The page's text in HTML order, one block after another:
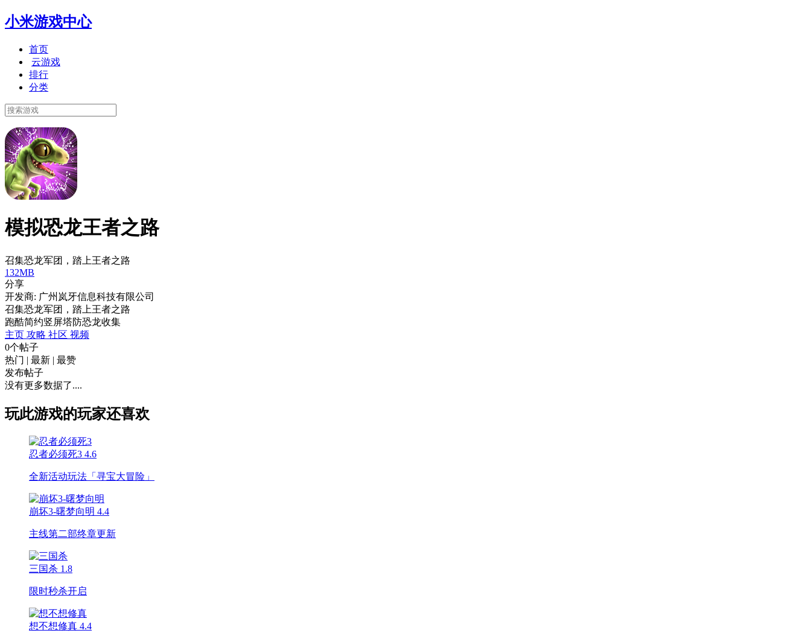
小米游戏中心
首页
云游戏
排行
分类
模拟恐龙王者之路
召集恐龙军团，踏上王者之路
132MB
分享
开发商: 广州岚牙信息科技有限公司
召集恐龙军团，踏上王者之路
跑酷简约竖屏塔防恐龙收集
主页 攻略 社区 视频
0个帖子
热门 | 最新 | 最赞
发布帖子
没有更多数据了....
玩此游戏的玩家还喜欢
忍者必须死3 4.6
全新活动玩法「寻宝大冒险」
崩坏3-曙梦向明 4.4
主线第二部终章更新
三国杀 1.8
限时秒杀开启
想不想修真 4.4